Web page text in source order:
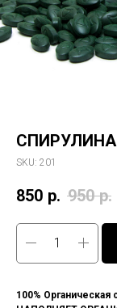
СПИРУЛИНА
SKU: 201
850 р. 950 р.
100% Органическая